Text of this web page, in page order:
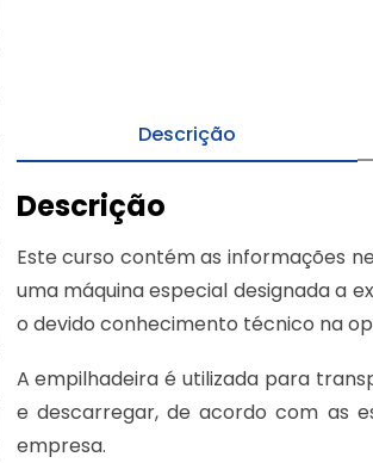
Descrição
Descrição
Este curso contém as informações
uma máquina especial designada a
o devido conhecimento técnico na
A empilhadeira é utilizada para
e descarregar, de acordo com as
empresa.